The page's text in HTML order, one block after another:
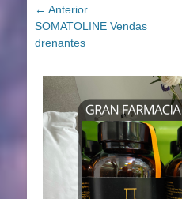
Navegación
de
entradas
← Anterior
Entrada
anterior:
SOMATOLINE Vendas
drenantes